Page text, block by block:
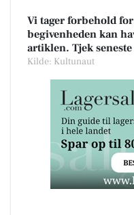
Vi tager forbehold
begivenheden kan
artiklen. Tjek
Kilde: Kultunaut